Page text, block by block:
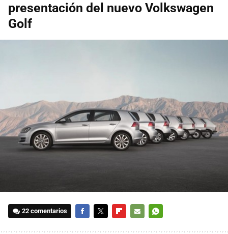
presentación del nuevo Volkswagen
Golf
22 comentarios